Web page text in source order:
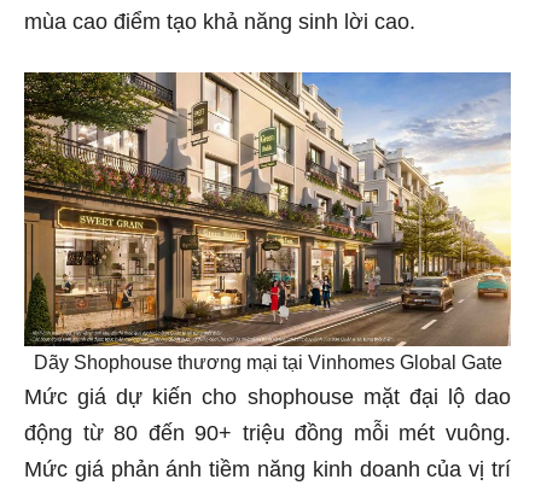
mùa cao điểm tạo khả năng sinh lời cao.
Dãy Shophouse thương mại tại Vinhomes Global Gate
Mức giá dự kiến cho shophouse mặt đại lộ dao
động từ 80 đến 90+ triệu đồng mỗi mét vuông.
Mức giá phản ánh tiềm năng kinh doanh của vị trí